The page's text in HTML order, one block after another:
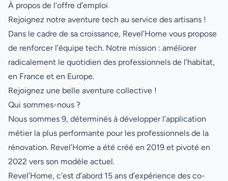
À propos de l’offre d’emploi
Rejoignez notre aventure tech au service des artisans !
Dans le cadre de sa croissance, Revel’Home vous propose
de renforcer l’équipe tech. Notre mission : améliorer
radicalement le quotidien des professionnels de l’habitat,
en France et en Europe.
Rejoignez une belle aventure collective !
Qui sommes-nous ?
Nous sommes 9, déterminés à développer l’application
métier la plus performante pour les professionnels de la
rénovation. Revel’Home a été créé en 2019 et pivoté en
2022 vers son modèle actuel.
Revel’Home, c’est d’abord 15 ans d’expérience des co-